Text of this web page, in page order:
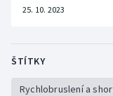
25. 10. 2023
ŠTÍTKY
Rychlobruslení a